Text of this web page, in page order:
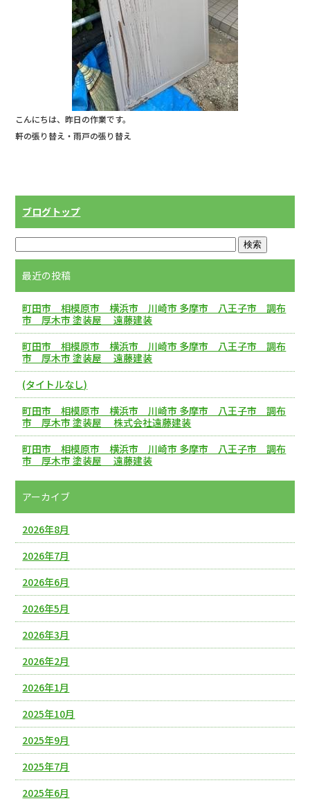
こんにちは、昨日の作業です。
軒の張り替え・雨戸の張り替え
ブログトップ
最近の投稿
町田市 相模原市 横浜市 川崎市 多摩市 八王子市 調布
市 厚木市 塗装屋 遠藤建装
町田市 相模原市 横浜市 川崎市 多摩市 八王子市 調布
市 厚木市 塗装屋 遠藤建装
(タイトルなし)
町田市 相模原市 横浜市 川崎市 多摩市 八王子市 調布
市 厚木市 塗装屋 株式会社遠藤建装
町田市 相模原市 横浜市 川崎市 多摩市 八王子市 調布
市 厚木市 塗装屋 遠藤建装
アーカイブ
2026年8月
2026年7月
2026年6月
2026年5月
2026年3月
2026年2月
2026年1月
2025年10月
2025年9月
2025年7月
2025年6月